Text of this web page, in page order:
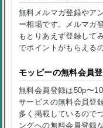
無料メルマガ登録やア
ー相場です。メルマガ
もとりあえず登録して
でポイントがもらえる
モッピーの無料会員
無料会員登録は50p〜
サービスの無料会員登
多く掲載しているので
ングへの無料会員登録